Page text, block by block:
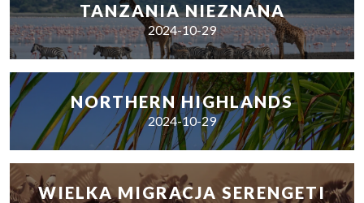
TANZANIA NIEZNANA
2024-10-29
NORTHERN HIGHLANDS
2024-10-29
WIELKA MIGRACJA SERENGETI